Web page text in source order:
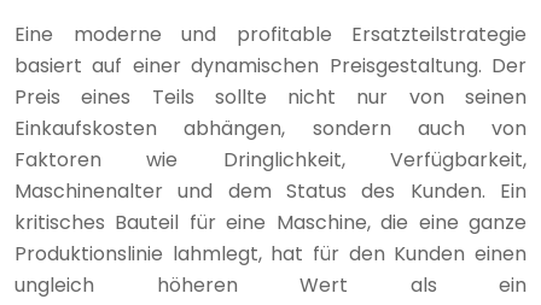
Eine moderne und profitable Ersatzteilstrategie
basiert auf einer dynamischen Preisgestaltung. Der
Preis eines Teils sollte nicht nur von seinen
Einkaufskosten abhängen, sondern auch von
Faktoren wie Dringlichkeit, Verfügbarkeit,
Maschinenalter und dem Status des Kunden. Ein
kritisches Bauteil für eine Maschine, die eine ganze
Produktionslinie lahmlegt, hat für den Kunden einen
ungleich höheren Wert als ein